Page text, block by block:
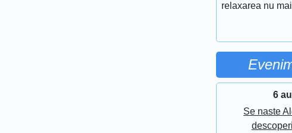
relaxarea nu
6
Se naste